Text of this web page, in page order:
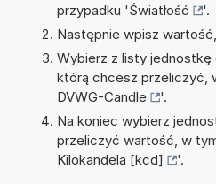
przypadku 'Światłość
'.
Następnie wpisz
Wybierz z listy jednostkę
którą chcesz przeliczyć,
DVWG-Candle
'.
Na koniec wybierz
przeliczyć wartość, w
Kilokandela [kcd]
'.